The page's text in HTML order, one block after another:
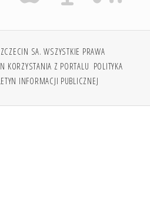
SA. WSZYSTKIE PRAWA
KORZYSTANIA Z PORTALU POLITYKA
INFORMACJI PUBLICZNEJ